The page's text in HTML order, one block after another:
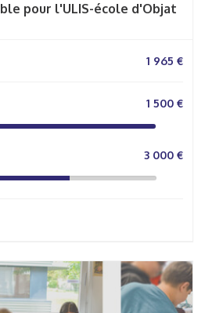
pour l'ULIS-école d'Objat
1 965 €
1 500 €
3 000 €